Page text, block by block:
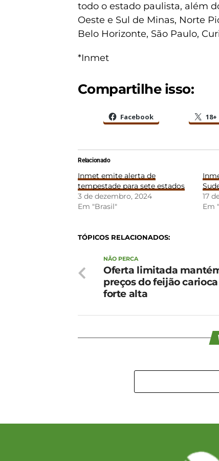
todo o estado paulista, além
Oeste e Sul de Minas, Norte
Belo Horizonte, São Paulo,
*Inmet
Compartilhe isso:
Facebook 18+
Relacionado
Inmet emite alerta de
tempestade para sete estados
3 de dezembro, 2024
Em "Brasil"
17
Em
TÓPICOS RELACIONADOS:
NÃO PERCA
Oferta limitada
preços do feijão
forte alta